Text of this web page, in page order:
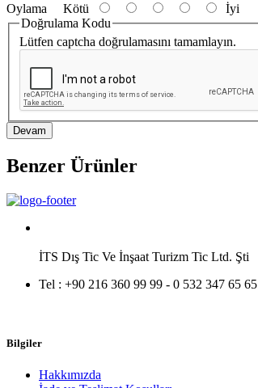
Oylama Kötü
İyi
Doğrulama Kodu
Lütfen captcha doğrulamasını tamamlayın.
Devam
Benzer Ürünler
İTS Dış Tic Ve İnşaat Turizm Tic Ltd. Şti
Tel : +90 216 360 99 99 - 0 532 347 65 65
Bilgiler
Hakkımızda